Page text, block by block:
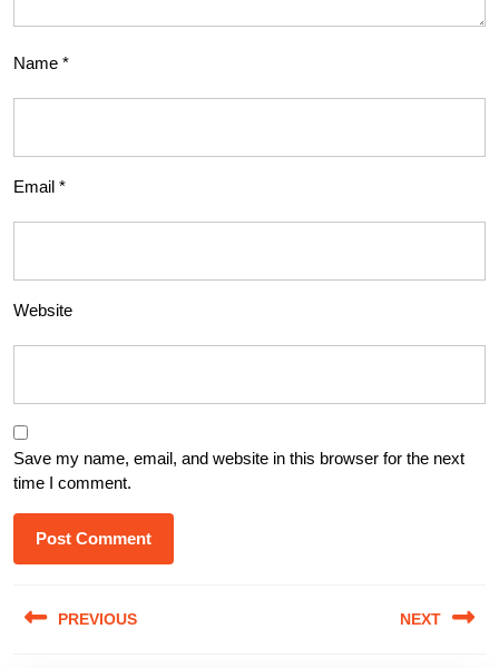
Name *
Email *
Website
Save my name, email, and website in this browser for the next
time I comment.
navigation
PREVIOUS NEXT